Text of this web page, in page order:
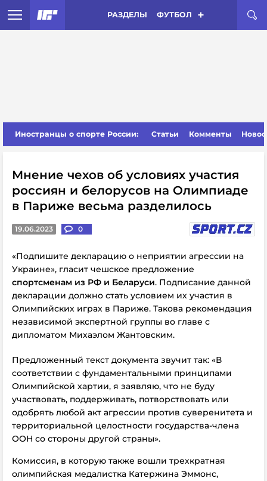
РАЗДЕЛЫ ФУТБОЛ
Иностранцы о спорте России: Статьи Комменты
Мнение чехов об условиях участия
россиян и белорусов на Олимпиаде
в Париже весьма разделилось
19.06.2023 0
«Подпишите декларацию о неприятии агрессии на
Украине», гласит чешское предложение
спортсменам из РФ и Беларуси. Подписание данной
декларации должно стать условием их участия в
Олимпийских играх в Париже. Такова рекомендация
независимой экспертной группы во главе с
дипломатом Михаэлом Жантовским.
Предложенный текст документа звучит так: «В
соответствии с фундаментальными принципами
Олимпийской хартии, я заявляю, что не буду
участвовать, поддерживать, потворствовать или
одобрять любой акт агрессии против суверенитета и
территориальной целостности государства-члена
ООН со стороны другой страны».
Комиссия, в которую также вошли трехкратная
олимпийская медалистка Катержина Эммонс,